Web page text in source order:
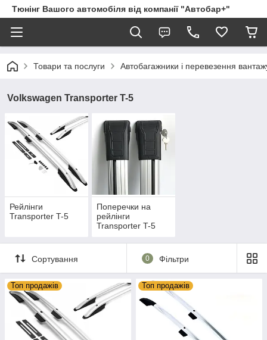
Тюнінг Вашого автомобіля від компанії "Автобар+"
Товари та послуги Автобагажники і перевезення
Volkswagen Transporter T-5
Рейлінги
Transporter T-5
Поперечки на
рейлінги
Transporter T-5
Сортування 0 Фільтри
Топ продажів Топ продажів